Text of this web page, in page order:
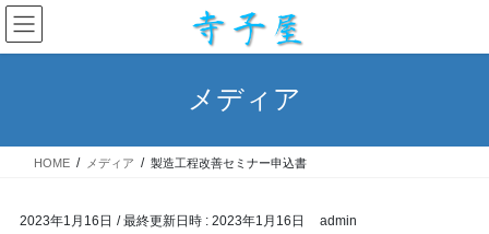
コ
ン
テ
ス
ナ
ビ
ゲ
ン
メディア
HOME メディア 製造工程改善セミナー申込書
2023年1月16日 / 最終更新日時 : 2023年1月16日 admin